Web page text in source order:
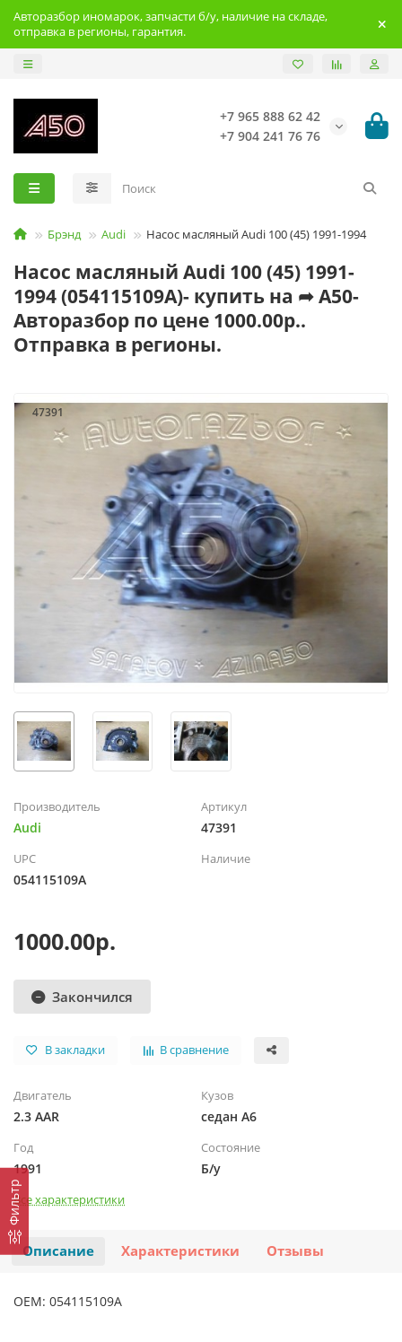
Авторазбор иномарок, запчасти б/у, наличие на складе,
отправка в регионы, гарантия.
+7 965 888 62 42
+7 904 241 76 76
Брэнд Audi Насос масляный Audi 100 (45) 1991-1994
Насос масляный Audi 100 (45) 1991-
1994 (054115109A)- купить на ➦ А50-
Авторазбор по цене 1000.00р..
Отправка в регионы.
Фильтр
47391
Производитель
Audi
Артикул
47391
UPC
054115109A
Наличие
1000.00р.
Закончился
В закладки В сравнение
Двигатель
2.3 AAR
Кузов
седан A6
Год
1991
Состояние
Б/у
Все характеристики
Описание Характеристики Отзывы
OEM: 054115109A